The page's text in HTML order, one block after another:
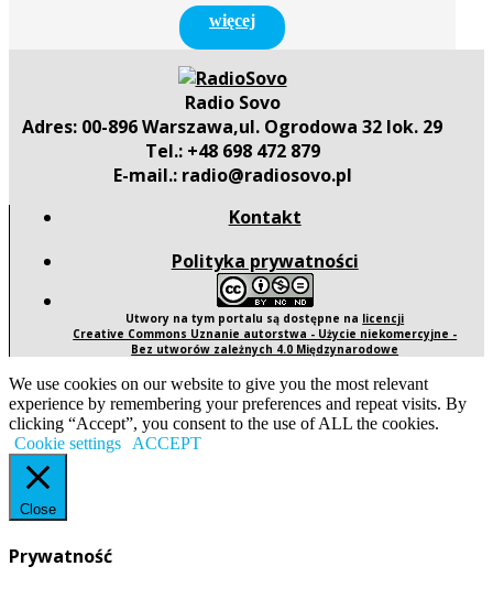
więcej
Radio Sovo
Adres: 00-896 Warszawa,ul. Ogrodowa 32 lok. 29
Tel.: +48 698 472 879
E-mail.: radio@radiosovo.pl
Kontakt
Polityka prywatności
Utwory na tym portalu są dostępne na licencji
Creative Commons Uznanie autorstwa - Użycie niekomercyjne -
Bez utworów zależnych 4.0 Międzynarodowe
We use cookies on our website to give you the most relevant
experience by remembering your preferences and repeat visits. By
clicking “Accept”, you consent to the use of ALL the cookies.
Cookie settings
ACCEPT
Close
Prywatność